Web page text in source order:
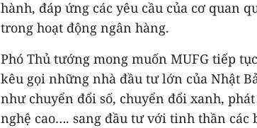
hành, đáp ứng các yêu cầu của cơ quan
trong hoạt động ngân hàng.
Phó Thủ tướng mong muốn MUFG tiếp
kêu gọi những nhà đầu tư lớn của Nhật
như chuyển đổi số, chuyển đổi xanh,
nghệ cao…. sang đầu tư với tinh thần